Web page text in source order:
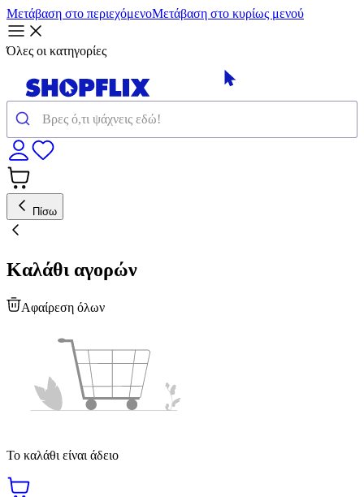
Μετάβαση στο περιεχόμενοΜετάβαση στο κυρίως μενού
Όλες οι κατηγορίες
Πίσω
Καλάθι αγορών
Αφαίρεση όλων
Το καλάθι είναι άδειο